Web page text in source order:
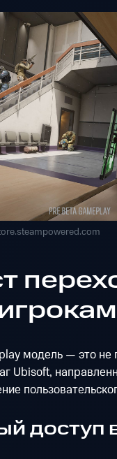
модель — это не
Ubisoft,
доступ